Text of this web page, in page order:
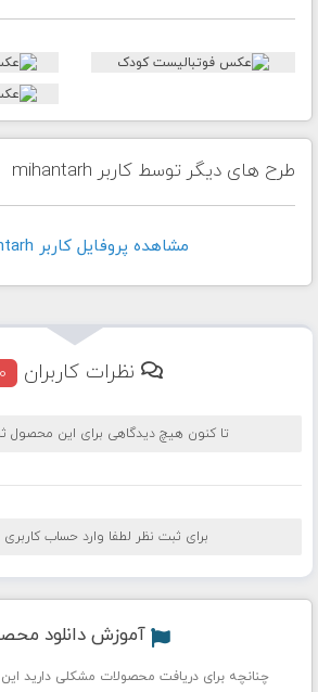
طرح های دیگر توسط کاربر mihantarh
مشاهده پروفايل کاربر mihantarh
نظرات کاربران 0
تا کنون هیچ دیدگاهی برای این
برای ثبت نظر لطفا وارد حساب
آموزش دانلود
چنانچه برای دریافت محصولات مشکلی دارید